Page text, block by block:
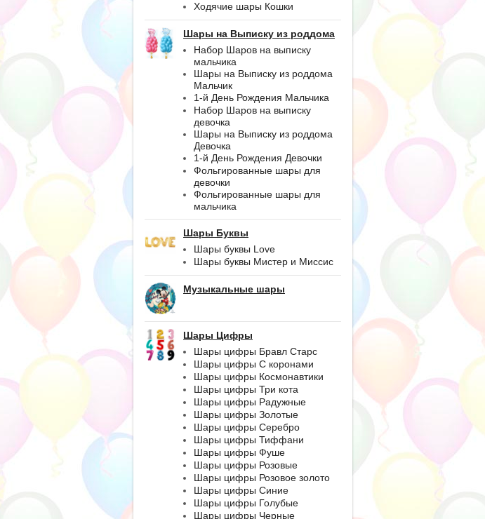
Ходячие шары Кошки
Шары на Выписку из роддома
Набор Шаров на выписку
мальчика
Шары на Выписку из роддома
Мальчик
1-й День Рождения Мальчика
Набор Шаров на выписку
девочка
Шары на Выписку из роддома
Девочка
1-й День Рождения Девочки
Фольгированные шары для
девочки
Фольгированные шары для
мальчика
Шары Буквы
Шары буквы Love
Шары буквы Мистер и Миссис
Музыкальные шары
Шары Цифры
Шары цифры Бравл Старс
Шары цифры С коронами
Шары цифры Космонавтики
Шары цифры Три кота
Шары цифры Радужные
Шары цифры Золотые
Шары цифры Серебро
Шары цифры Тиффани
Шары цифры Фуше
Шары цифры Розовые
Шары цифры Розовое золото
Шары цифры Синие
Шары цифры Голубые
Шары цифры Черные